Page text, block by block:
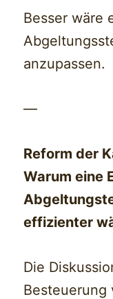
Besser wäre
anzupassen.
—
Reform der
Warum eine
effizienter
Die
Besteuerung